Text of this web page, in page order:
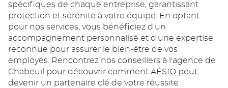
spécifiques de chaque entreprise, garantissant
protection et sérénité à votre équipe. En optant
pour nos services, vous bénéficiez d'un
accompagnement personnalisé et d'une expertise
reconnue pour assurer le bien-être de vos
employés. Rencontrez nos conseillers à l'agence de
Chabeuil pour découvrir comment AÉSIO peut
devenir un partenaire clé de votre réussite